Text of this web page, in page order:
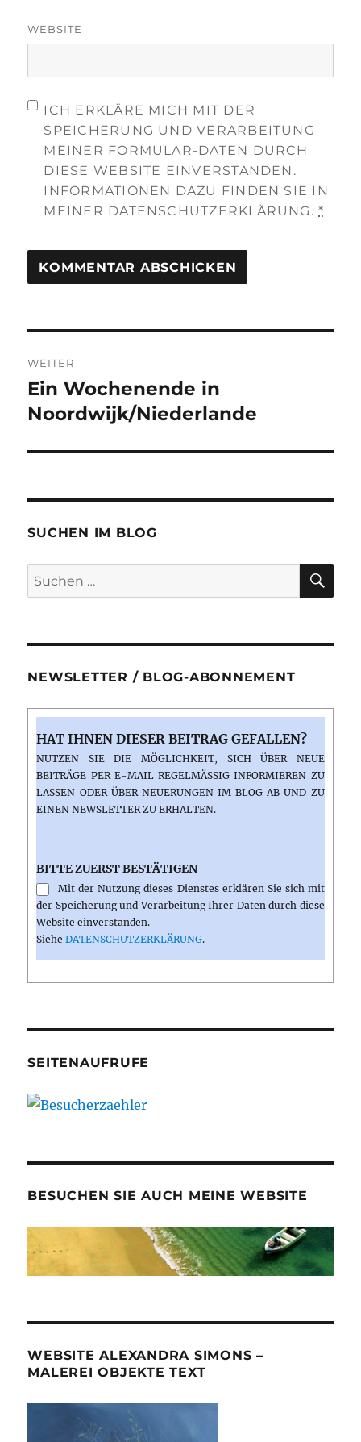
WEBSITE
ICH ERKLÄRE MICH MIT DER
SPEICHERUNG UND VERARBEITUNG
MEINER FORMULAR-DATEN DURCH
DIESE WEBSITE EINVERSTANDEN.
INFORMATIONEN DAZU FINDEN SIE IN
MEINER DATENSCHUTZERKLÄRUNG.*
WEITER
Nächster
Beitrag:
Ein Wochenende in
Noordwijk/Niederlande
SUCHEN IM BLOG
Suchen
nach:
NEWSLETTER / BLOG-ABONNEMENT
HAT IHNEN DIESER BEITRAG GEFALLEN?
NUTZEN SIE DIE MÖGLICHKEIT, SICH ÜBER NEUE
BEITRÄGE PER E-MAIL REGELMÄSSIG INFORMIEREN ZU L
ASSEN ODER ÜBER NEUERUNGEN IM BLOG AB UND ZU E
INEN NEWSLETTER ZU ERHALTEN.
BITTE ZUERST BESTÄTIGEN
Mit der Nutzung dieses Dienstes erklären Sie sich mit
der Speicherung und Verarbeitung Ihrer Daten durch diese
Website einverstanden.
SieheDATENSCHUTZERKLÄRUNG.
SEITENAUFRUFE
BESUCHEN SIE AUCH MEINE WEBSITE
WEBSITE ALEXANDRA SIMONS –
MALEREI OBJEKTE TEXT